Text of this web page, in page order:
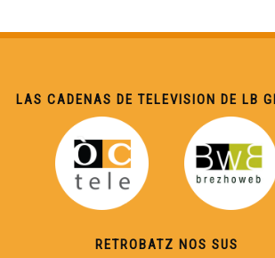
LAS CADENAS DE TELEVISION DE LB
RETROBATZ NOS SUS